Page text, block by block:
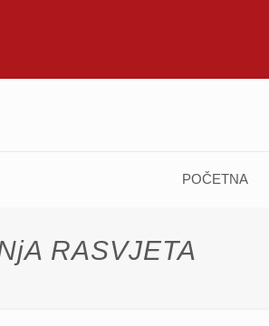
POČETNA
RASVJETA